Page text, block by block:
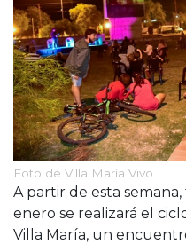
Foto de Villa María Vivo
A partir de esta
enero se realizará el
Villa María, un